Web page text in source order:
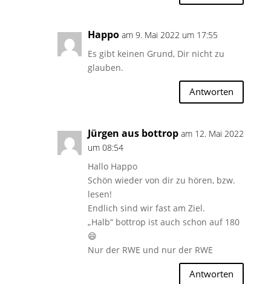
Happo am 9. Mai 2022 um 17:55
Es gibt keinen Grund, Dir nicht zu
glauben.
Antworten
Jürgen aus bottrop am 12. Mai 2022
um 08:54
Hallo Happo
Schön wieder von dir zu hören, bzw.
lesen!
Endlich sind wir fast am Ziel.
„Halb“ bottrop ist auch schon auf 180
😄
Nur der RWE und nur der RWE
Antworten